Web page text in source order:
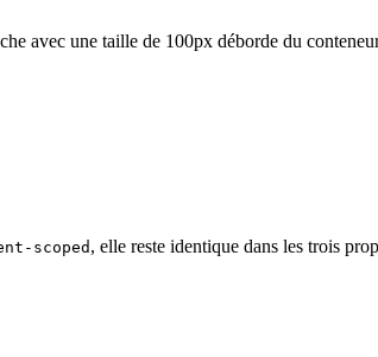
avec une taille de 100px déborde du
scoped, elle reste identique dans les trois